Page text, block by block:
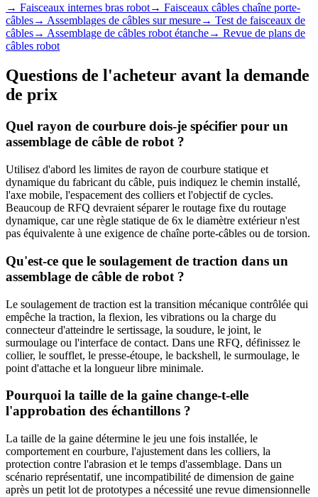
→ Faisceaux internes bras robot→ Faisceaux câbles chaîne porte-
câbles→ Assemblages de câbles sur mesure→ Test de faisceaux de
câbles→ Assemblage de câbles robot étanche→ Revue de plans de
câbles robot
Questions de l'acheteur avant la demande
de prix
Quel rayon de courbure dois-je spécifier pour un
assemblage de câble de robot ?
Utilisez d'abord les limites de rayon de courbure statique et
dynamique du fabricant du câble, puis indiquez le chemin installé,
l'axe mobile, l'espacement des colliers et l'objectif de cycles.
Beaucoup de RFQ devraient séparer le routage fixe du routage
dynamique, car une règle statique de 6x le diamètre extérieur n'est
pas équivalente à une exigence de chaîne porte-câbles ou de torsion.
Qu'est-ce que le soulagement de traction dans un
assemblage de câble de robot ?
Le soulagement de traction est la transition mécanique contrôlée qui
empêche la traction, la flexion, les vibrations ou la charge du
connecteur d'atteindre le sertissage, la soudure, le joint, le
surmoulage ou l'interface de contact. Dans une RFQ, définissez le
collier, le soufflet, le presse-étoupe, le backshell, le surmoulage, le
point d'attache et la longueur libre minimale.
Pourquoi la taille de la gaine change-t-elle
l'approbation des échantillons ?
La taille de la gaine détermine le jeu une fois installée, le
comportement en courbure, l'ajustement dans les colliers, la
protection contre l'abrasion et le temps d'assemblage. Dans un
scénario représentatif, une incompatibilité de dimension de gaine
après un petit lot de prototypes a nécessité une revue dimensionnelle